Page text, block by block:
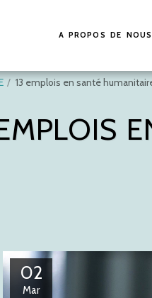
A PROPOS DE NOUS
13 emplois en santé
02
Mar